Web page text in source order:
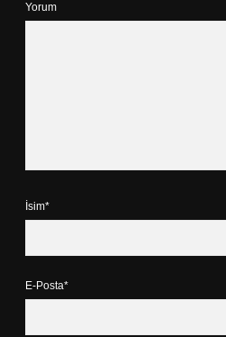
Yorum
İsim*
E-Posta*